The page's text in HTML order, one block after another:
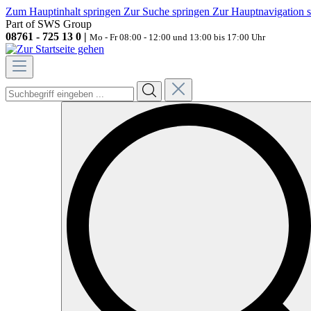
Zum Hauptinhalt springen Zur Suche springen Zur Hauptnavigation
Part of SWS Group
08761 - 725 13 0 | Mo - Fr 08:00 - 12:00 und 13:00 bis 17:00 Uhr